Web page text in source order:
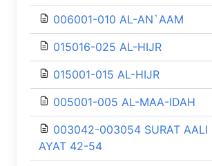
006001-010 AL-AN`AAM
015016-025 AL-HIJR
015001-015 AL-HIJR
005001-005 AL-MAA-IDAH
003042-003054 SURAT AALI
AYAT 42-54